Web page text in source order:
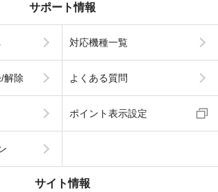
サポート情報
対応機種一覧
解除 よくある質問
ポイント表示設定
サイト情報